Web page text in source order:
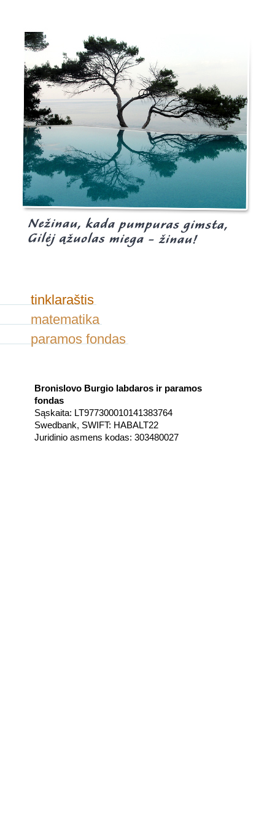
tinklaraštis
matematika
paramos fondas
Bronislovo Burgio labdaros ir paramos
fondas
Sąskaita: LT977300010141383764
Swedbank, SWIFT: HABALT22
Juridinio asmens kodas: 303480027